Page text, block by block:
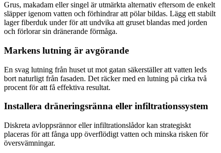
Grus, makadam eller singel är utmärkta alternativ eftersom de enkelt
släpper igenom vatten och förhindrar att pölar bildas. Lägg ett stabilt
lager fiberduk under för att undvika att gruset blandas med jorden
och förlorar sin dränerande förmåga.
Markens lutning är avgörande
En svag lutning från huset ut mot gatan säkerställer att vatten leds
bort naturligt från fasaden. Det räcker med en lutning på cirka två
procent för att få effektiva resultat.
Installera dräneringsränna eller infiltrationssystem
Diskreta avloppsrännor eller infiltrationslådor kan strategiskt
placeras för att fånga upp överflödigt vatten och minska risken för
översvämningar.